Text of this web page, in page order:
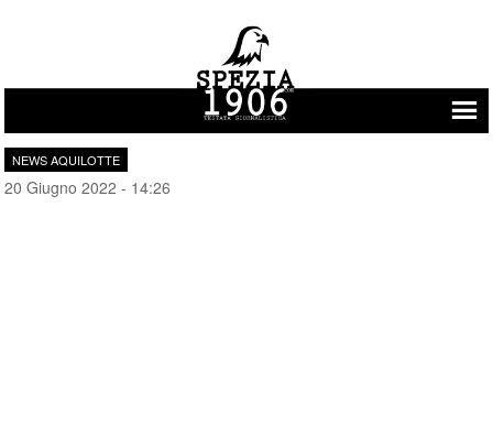
Vai al contenuto
NEWS AQUILOTTE
20 Giugno 2022 - 14:26